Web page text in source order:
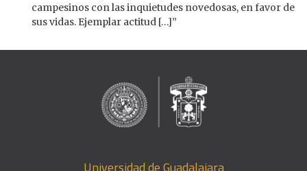
campesinos con las inquietudes novedosas, en favor de
sus vidas. Ejemplar actitud […]”
Universidad de Guadalajara